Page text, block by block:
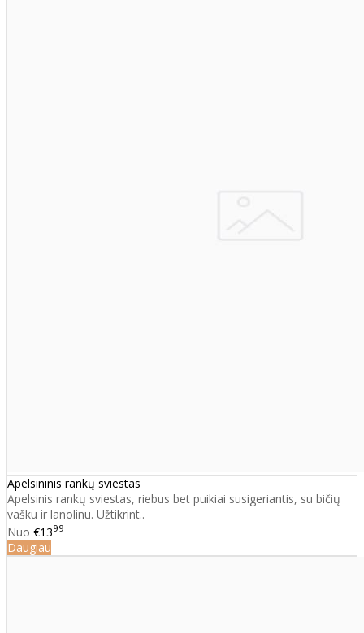
Apelsininis rankų sviestas
Apelsinis rankų sviestas, riebus bet puikiai susigeriantis, su bičių
vašku ir lanolinu. Užtikrint..
Nuo €1399
Daugiau